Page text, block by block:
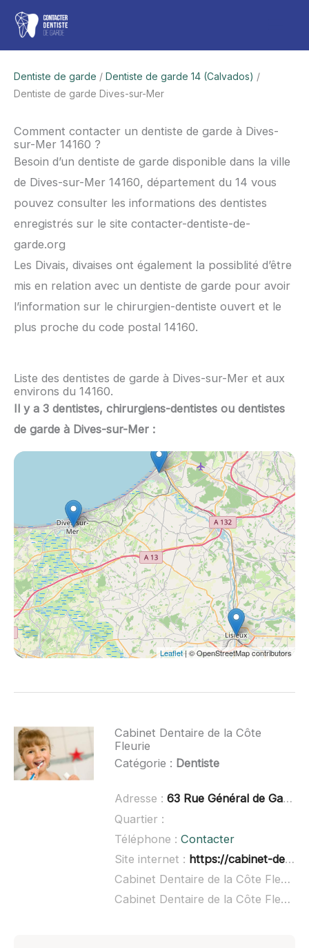
Aller
contenu
Dentiste de garde / Dentiste de garde 14 (Calvados) /
Dentiste de garde Dives-sur-Mer
Comment contacter un dentiste de garde à Dives-
sur-Mer 14160 ?
Besoin d’un dentiste de garde disponible dans la ville
de Dives-sur-Mer 14160, département du 14 vous
pouvez consulter les informations des dentistes
enregistrés sur le site contacter-dentiste-de-
garde.org
Les Divais, divaises ont également la possiblité d’être
mis en relation avec un dentiste de garde pour avoir
l’information sur le chirurgien-dentiste ouvert et le
plus proche du code postal 14160.
Liste des dentistes de garde à Dives-sur-Mer et aux
environs du 14160.
Il y a 3 dentistes, chirurgiens-dentistes ou dentistes
de garde à Dives-sur-Mer :
Leaflet| © OpenStreetMap contributors
Cabinet Dentaire de la Côte
Fleurie
Catégorie : Dentiste
Adresse : 63 Rue Général de Gaulle, 14160 Dives-sur-Mer
Quartier :
Téléphone : Contacter
Site internet : https://cabinet-dentaire-de-la-cote-fleurie.fr/
Cabinet Dentaire de la Côte Fleurie à domicile :
Cabinet Dentaire de la Côte Fleurie ouvert dimanche :